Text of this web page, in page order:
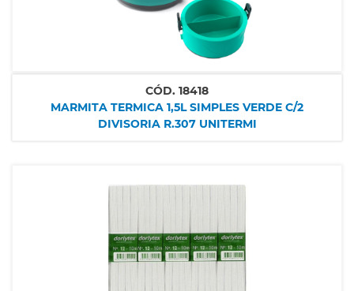
CÓD. 18418
MARMITA TERMICA 1,5L SIMPLES VERDE C/2
DIVISORIA R.307 UNITERMI